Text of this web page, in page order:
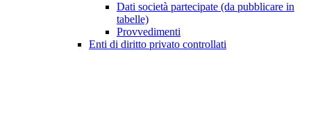
Dati società partecipate (da pubblicare in
tabelle)
Provvedimenti
Enti di diritto privato controllati